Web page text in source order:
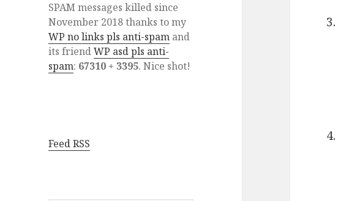
SPAM messages killed since
November 2018 thanks to my
WP no links pls anti-spam and
its friendWP asd pls anti-
spam: 67310 + 3395. Nice shot!
Feed RSS